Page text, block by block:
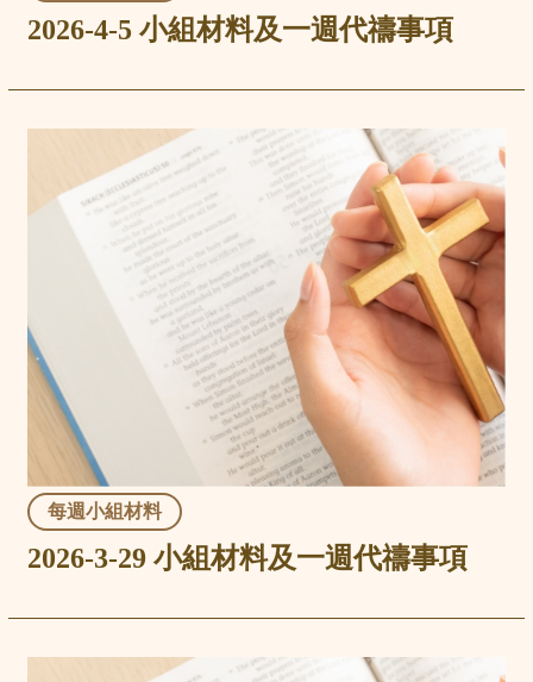
2026-4-5 小組材料及一週代禱事項
每週小組材料
2026-3-29 小組材料及一週代禱事項